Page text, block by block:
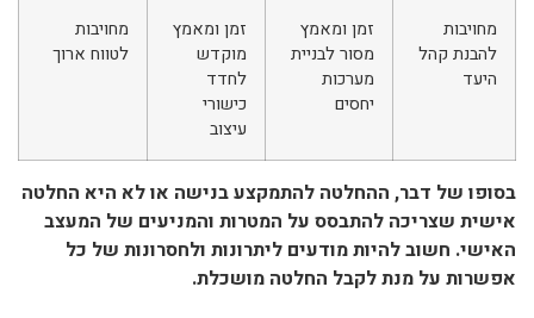
מחויבות
להבנת קהל
היעד
זמן ומאמץ
מסור לבניית
מערכות
יחסים
זמן ומאמץ
מוקדש
לחדד
כישורי
עיצוב
מחויבות
לטווח ארוך
בסופו של דבר, ההחלטה להתמקצע בנישה או לא היא החלטה
אישית שצריכה להתבסס על המטרות והמניעים של המעצב
האישי. חשוב להיות מודעים ליתרונות ולחסרונות של כל
אפשרות על מנת לקבל החלטה מושכלת.